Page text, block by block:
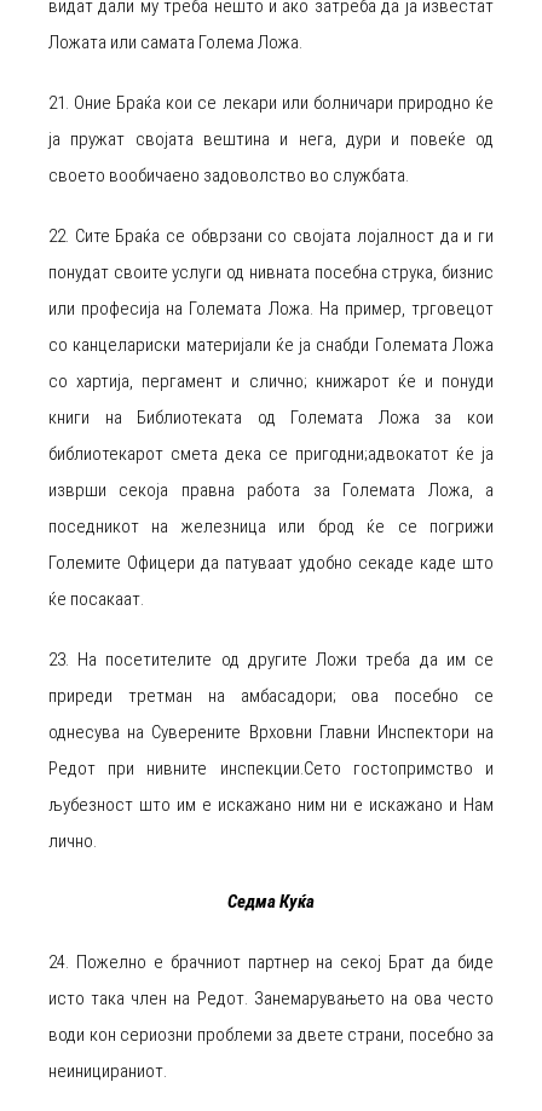
видат дали му треба нешто и ако затреба да ја известат
Ложата или самата Голема Ложа.
21. Оние Браќа кои се лекари или болничари природно ќе
ја пружат својата вештина и нега, дури и повеќе од
своето вообичаено задоволство во службата.
22. Сите Браќа се обврзани со својата лојалност да и ги
понудат своите услуги од нивната посебна струка, бизнис
или професија на Големата Ложа. На пример, трговецот
со канцелариски материјали ќе ја снабди Големата Ложа
со хартија, пергамент и слично; книжарот ќе и понуди
книги на Библиотеката од Големата Ложа за кои
библиотекарот смета дека се пригодни;адвокатот ќе ја
изврши секоја правна работа за Големата Ложа, а
поседникот на железница или брод ќе се погрижи
Големите Офицери да патуваат удобно секаде каде што
ќе посакаат.
23. На посетителите од другите Ложи треба да им се
приреди третман на амбасадори; ова посебно се
однесува на Суверените Врховни Главни Инспектори на
Редот при нивните инспекции.Сето гостопримство и
љубезност што им е искажано ним ни е искажано и Нам
лично.
Седма Куќа
24. Пожелно е брачниот партнер на секој Брат да биде
исто така член на Редот. Занемарувањето на ова често
води кон сериозни проблеми за двете страни, посебно за
неиницираниот.